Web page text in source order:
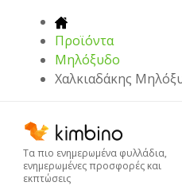
Προϊόντα
Μηλόξυδο
Χαλκιαδάκης
Τα πιο ενημερωμένα φυλλάδια,
ενημερωμένες προσφορές και
εκπτώσεις